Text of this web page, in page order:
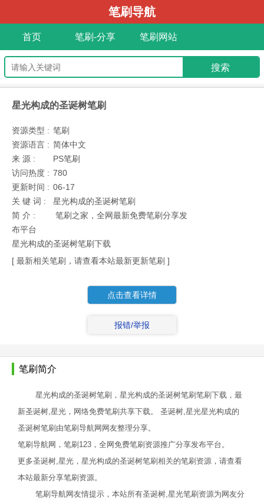
笔刷导航
首页 笔刷-分享 笔刷网站
星光构成的圣诞树笔刷
资源类型 : 笔刷
资源语言 : 简体中文
来 源 :
PS笔刷
访问热度 : 780
更新时间 : 06-17
关 键 词 :
星光构成的圣诞树笔刷
简 介 :
笔刷之家，全网最新免费笔刷分享发
布平台
星光构成的圣诞树笔刷下载
[ 最新相关笔刷，请查看本站最新更新笔刷 ]
点击查看详情
报错/举报
笔刷简介
星光构成的圣诞树笔刷，星光构成的圣诞树笔刷笔刷下载，最
新圣诞树,星光，网络免费笔刷共享下载。 圣诞树,星光星光构成的
圣诞树笔刷由笔刷导航网网友整理分享。
笔刷导航网，笔刷123，全网免费笔刷资源推广分享发布平台。
更多圣诞树,星光，星光构成的圣诞树笔刷相关的笔刷资源，请查看
本站最新分享笔刷资源。
笔刷导航网友情提示，本站所有圣诞树,星光笔刷资源为网友分